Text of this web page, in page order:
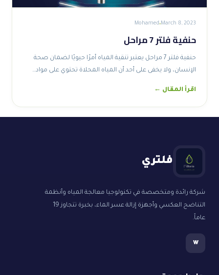
March 8, 2023
Mohamed
حنفية فلتر 7 مراحل
حنفية فلتر 7 مراحل يعتبر تنقية المياه أمرًا حيويًا لضمان صحة
الإنسان، ولا يخفى على أحد أن المياه المحلاة تحتوي على مواد…
اقرأ المقال ←
فلتري
شركة رائدة ومتخصصة في تكنولوجيا معالجة المياه وأنظمة
التناضح العكسي وأجهزة إزالة عسر الماء، بخبرة تتجاوز 19
عاماً.
w